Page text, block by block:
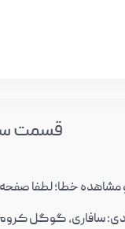
قسمت
سافاری، گوگل